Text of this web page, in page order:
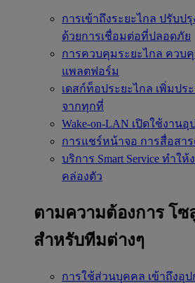
การเข้าถึงระยะไกล ปรับปรุ
ด้วยการเชื่อมต่อที่ปลอดภัย
การควบคุมระยะไกล ควบ
แพลตฟอร์ม
เดสก์ท็อประยะไกล เพิ่มปร
จากทุกที่
Wake-on-LAN เปิดใช้งานอุ
การแชร์หน้าจอ การสื่อสา
บริการ Smart Service ทำให้
คล่องตัว
ตามความต้องการ โซ
สำหรับทีมต่างๆ
การใช้ส่วนบุคคล เข้าถึงอุ